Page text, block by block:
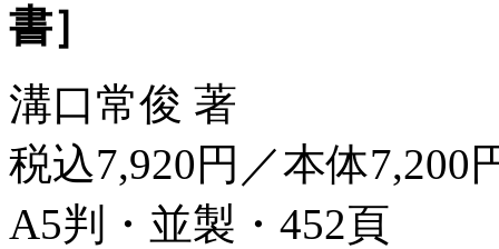
書］
溝口常俊 著
税込7,920円／本体7,200
A5判・並製・452頁